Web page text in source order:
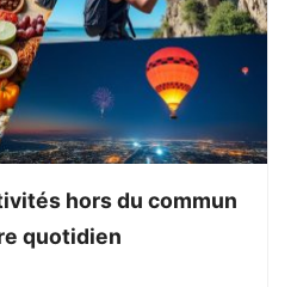
hors du commun
quotidien